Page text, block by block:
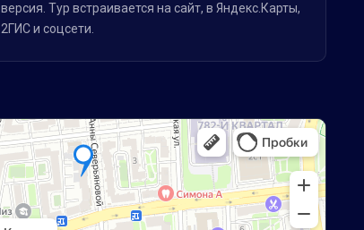
версия. Тур встраивается на сайт, в Яндекс.Карты,
2ГИС и соцсети.